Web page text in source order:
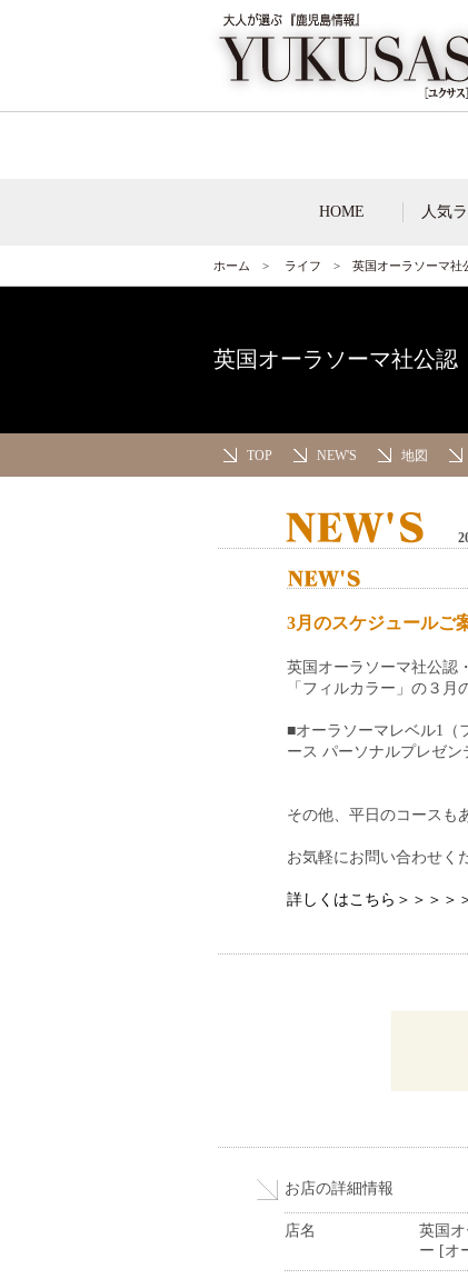
HOME 人気
ホーム > ライフ > 英国オーラソーマ
英国オーラソーマ社公
TOP NEW'S 地図
3月のスケジュールご
英国オーラソーマ社公認
「フィルカラー」の３月
■オーラソーマレベル1（
ース パーソナルプレゼン
その他、平日のコースも
お気軽にお問い合わせく
詳しくはこちら＞＞＞＞
お店の詳細情報
店名
英国
ー [オ